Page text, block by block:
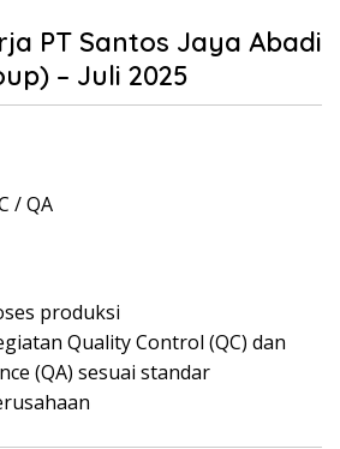
PT Santos Jaya Abadi
– Juli 2025
/ QA
produksi
Quality Control (QC) dan
(QA) sesuai standar